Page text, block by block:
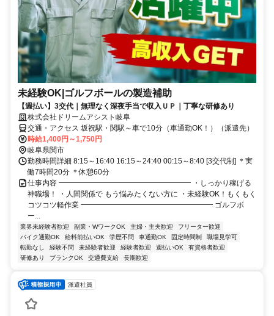
未経験OK|ゴルフボールの製造補助
【週払い】3交代｜無理なく深夜手当で収入ＵＰ｜丁寧な研修あり
株式会社ドリームアシスト岐阜
交通・アクセス 坂祝駅・関駅～車で10分（車通勤OK！）（派遣先）
時給1,400円～1,750円
岐阜県関市
勤務時間詳細 8:15～16:40 16:15～24:40 00:15～8:40 [3交代制] ＊実
働7時間20分 ＊休憩60分
仕事内容 ━━━━━━━━━━━━━━━━━━ ・しっかり稼げる
神職場！ ・人間関係で もう悩みたくない方に ・未経験OK！もくもく
コツコツ軽作業 ━━━━━━━━━━━━━━━━━━ ゴルフボ
ー...
業界未経験者歓迎 副業・WワークOK 主婦・主夫歓迎
フリーター歓迎
バイク通勤OK
給料前払いOK 学歴不問 車通勤OK 固定時間制
職場見学可
転勤なし
経験不問 未経験者歓迎 経験者歓迎 週払いOK
有資格者歓迎
研修あり
ブランクOK 交通費支給 長期歓迎
派遣社員